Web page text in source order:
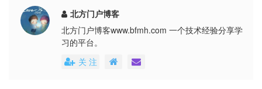
北方门户博客
北方门户博客www.bfmh.com 一个技术经验分享学
习的平台。
关 注